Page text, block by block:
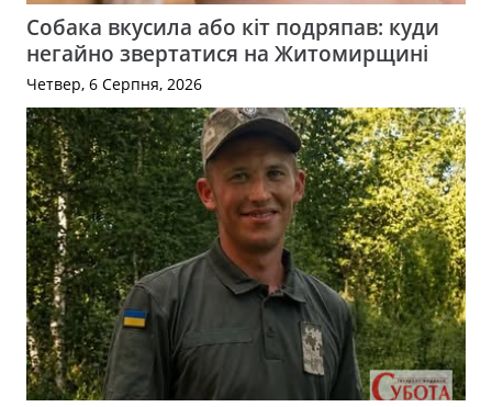
Собака вкусила або кіт подряпав: куди
негайно звертатися на Житомирщині
Четвер, 6 Серпня, 2026